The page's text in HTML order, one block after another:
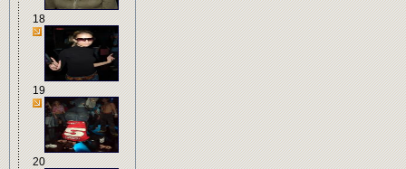
18
19
20